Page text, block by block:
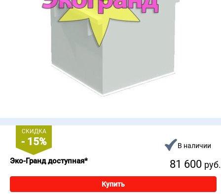
СКИДКА
- 15% В наличии
81 600 руб.
Эко-Гранд доступная*
Купить